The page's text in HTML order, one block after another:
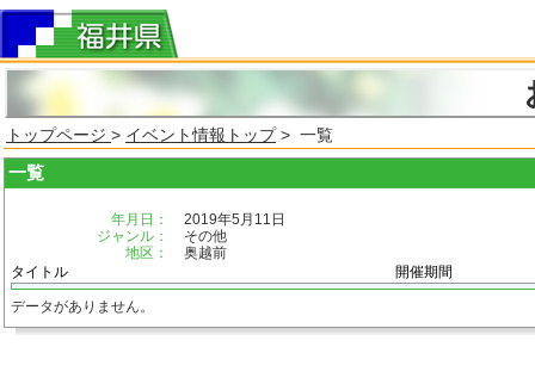
トップページ > イベント情報トップ> 一覧
一覧
年月日：
2019年5月11日
ジャンル：
その他
地区：
奥越前
タイトル
開催期間
データがありません。